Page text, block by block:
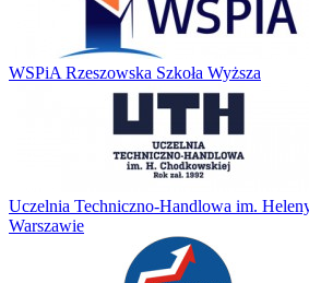
WSPiA Rzeszowska Szkoła Wyższa
Uczelnia Techniczno-Handlowa im.
Warszawie